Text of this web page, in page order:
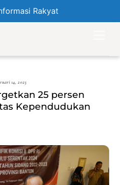
Rakyat
14, 2023
25 persen
Kependudukan